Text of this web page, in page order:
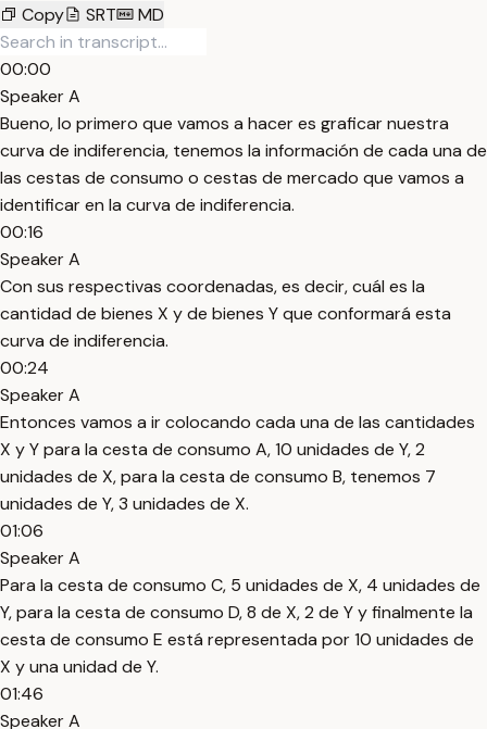
Copy
SRT MD
00:00
Speaker A
Bueno, lo primero que vamos a hacer es graficar nuestra
curva de indiferencia, tenemos la información de cada una de
las cestas de consumo o cestas de mercado que vamos a
identificar en la curva de indiferencia.
00:16
Speaker A
Con sus respectivas coordenadas, es decir, cuál es la
cantidad de bienes X y de bienes Y que conformará esta
curva de indiferencia.
00:24
Speaker A
Entonces vamos a ir colocando cada una de las cantidades
X y Y para la cesta de consumo A, 10 unidades de Y, 2
unidades de X, para la cesta de consumo B, tenemos 7
unidades de Y, 3 unidades de X.
01:06
Speaker A
Para la cesta de consumo C, 5 unidades de X, 4 unidades de
Y, para la cesta de consumo D, 8 de X, 2 de Y y finalmente la
cesta de consumo E está representada por 10 unidades de
X y una unidad de Y.
01:46
Speaker A